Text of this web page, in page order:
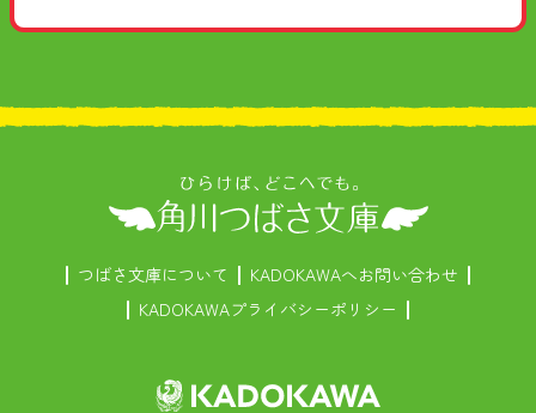
つばさ文庫について
KADOKAWAへお問い合わせ
KADOKAWAプライバシーポリシー